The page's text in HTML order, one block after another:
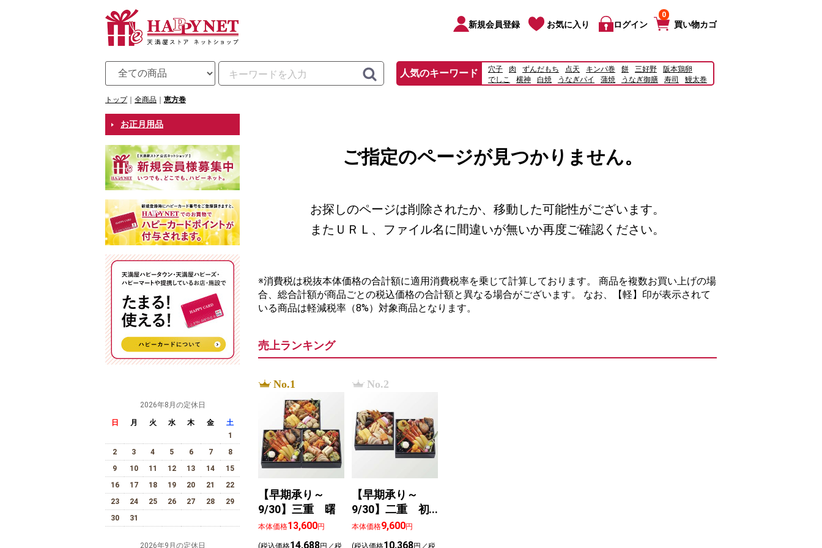
買い物カゴ
0
新規会員登録 お気に入り ログイン
人気のキーワード 穴子 肉 ずんだもち 点天 キンパ巻 餅 三好野
阪本鶏卵
でしこ
横神 白焼 うなぎパイ 蒲焼 うなぎ御膳 寿司
鰻太巻
トップ
全商品 恵方巻
お正月用品
2026年8月の定休日
日 月 火 水 木 金
土
1
2
3 4 5 6 7
8
9
10 11 12 13 14
15
16
17 18 19 20 21
22
23
24 25 26 27 28
29
30
31
2026年9月の定休日
ご指定のページが見つかりません。
お探しのページは削除されたか、移動した可能性がございます。
またＵＲＬ、ファイル名に間違いが無いか再度ご確認ください。
※消費税は税抜本体価格の合計額に適用消費税率を乗じて計算しております。 商品を複数お買い上げの場
合、総合計額が商品ごとの税込価格の合計額と異なる場合がございます。 なお、【軽】印が表示されて
いる商品は軽減税率（8%）対象商品となります。
売上ランキング
No.1
【早期承り～
9/30】三重 曙
本体価格13,600円
(税込価格14,688円／税
No.2
【早期承り～
9/30】二重 初
夢
本体価格9,600円
(税込価格10,368円／税